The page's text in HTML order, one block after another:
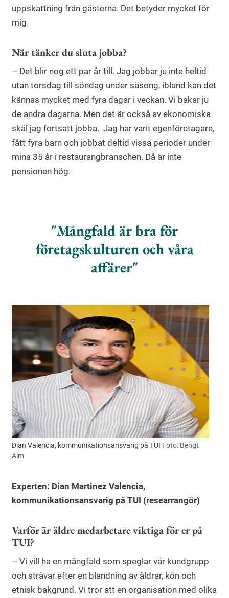
uppskattning från gästerna. Det betyder mycket för
mig.
När tänker du sluta jobba?
– Det blir nog ett par år till. Jag jobbar ju inte heltid
utan torsdag till söndag under säsong, ibland kan det
kännas mycket med fyra dagar i veckan. Vi bakar ju
de andra dagarna. Men det är också av ekonomiska
skäl jag fortsatt jobba. Jag har varit egenföretagare,
fått fyra barn och jobbat deltid vissa perioder under
mina 35 år i restaurangbranschen. Då är inte
pensionen hög.
Mångfald är bra för
företagskulturen och våra
affärer
Dian Valencia, kommunikationsansvarig på TUI Foto: Bengt
Alm
Experten: Dian Martinez Valencia,
kommunikationsansvarig på TUI (researrangör)
Varför är äldre medarbetare viktiga för er på
TUI?
– Vi vill ha en mångfald som speglar vår kundgrupp
och strävar efter en blandning av åldrar, kön och
etnisk bakgrund. Vi tror att en organisation med olika